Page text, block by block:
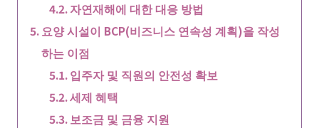
자연재해에 대한 대응 방법
요양 시설이 BCP(비즈니스 연속성 계획)을 작성
하는 이점
입주자 및 직원의 안전성 확보
세제 혜택
보조금 및 금융 지원